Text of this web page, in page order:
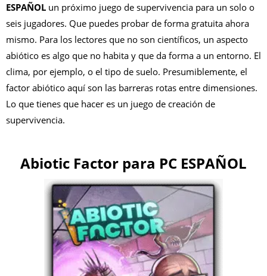
ESPAÑOL un próximo juego de supervivencia para un solo o
seis jugadores. Que puedes probar de forma gratuita ahora
mismo. Para los lectores que no son científicos, un aspecto
abiótico es algo que no habita y que da forma a un entorno. El
clima, por ejemplo, o el tipo de suelo. Presumiblemente, el
factor abiótico aquí son las barreras rotas entre dimensiones.
Lo que tienes que hacer es un juego de creación de
supervivencia.
Abiotic Factor para PC ESPAÑOL